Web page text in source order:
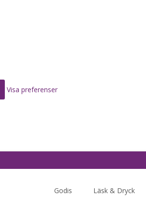
Visa preferenser
Godis Läsk & Dryck